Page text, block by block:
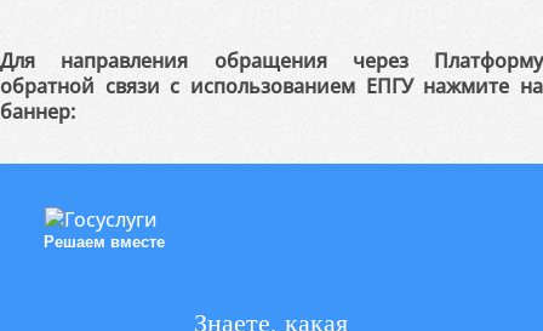
Для направления обращения через Платформу
обратной связи с использованием ЕПГУ нажмите на
баннер:
Решаем вместе
Знаете, какая